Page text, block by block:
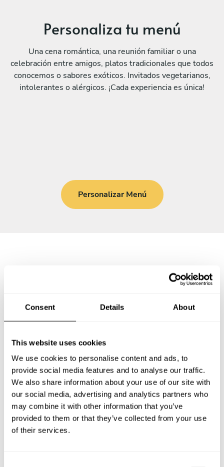
Consent Details About
This website uses cookies
We use cookies to personalise content and ads, to
provide social media features and to analyse our traffic.
We also share information about your use of our site with
our social media, advertising and analytics partners who
may combine it with other information that you’ve
provided to them or that they’ve collected from your use
of their services.
Personaliza tu menú
Una cena romántica, una reunión familiar o una
celebración entre amigos, platos tradicionales que todos
conocemos o sabores exóticos. Invitados vegetarianos,
intolerantes o alérgicos. ¡Cada experiencia es única!
Personalizar Menú
Preguntas frecuentes
Domicilio en Badalona.
¿Qué incluye un servicio de Chef a Domicilio en
Badalona?
¿Cuánto cuesta un Chef a Domicilio en Badalona?
¿Cómo puedo reservar un Chef a Domicilio en
Badalona?